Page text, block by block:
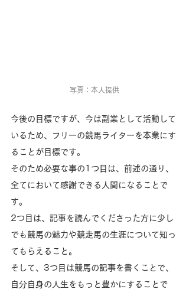
写真：本人提供
今後の目標ですが、今は副業として活動して
いるため、フリーの競馬ライターを本業にす
ることが目標です。
そのため必要な事の1つ目は、前述の通り、
全てにおいて感謝できる人間になることで
す。
2つ目は、記事を読んでくださった方に少し
でも競馬の魅力や競走馬の生涯について知っ
てもらえること。
そして、3つ目は競馬の記事を書くことで、
自分自身の人生をもっと豊かにすることで